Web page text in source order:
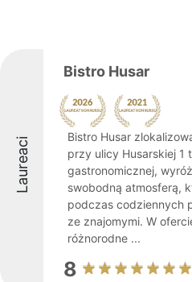
Laureaci
Bistro Husar
Bistro Husar
przy ulicy Husarskiej 1
gastronomicznej,
swobodną atmosferą,
podczas codziennych
ze znajomymi. W
różnorodne ...
8